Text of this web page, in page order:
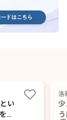
い
大
洛